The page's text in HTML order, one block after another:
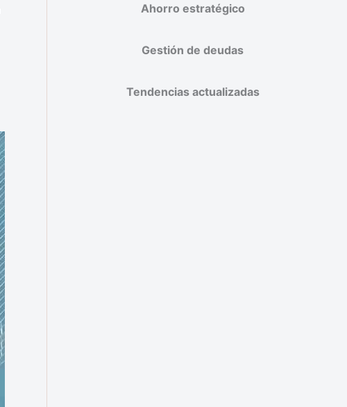
Ahorro estratégico
Gestión de deudas
Tendencias actualizadas